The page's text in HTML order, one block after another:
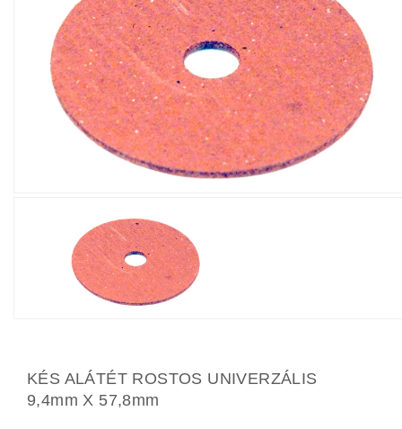
KÉS ALÁTÉT ROSTOS UNIVERZÁLIS
9,4mm X 57,8mm